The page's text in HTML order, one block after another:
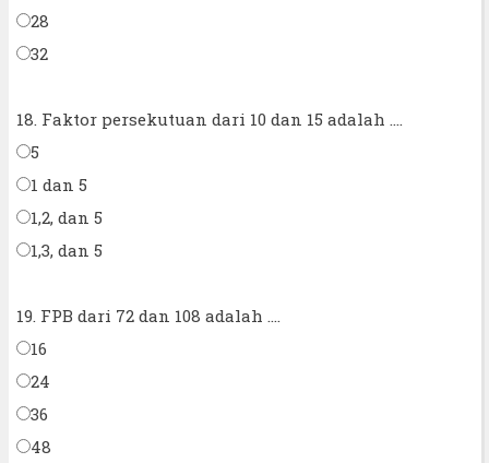
28
32
18. Faktor persekutuan dari 10 dan 15 adalah ....
5
1 dan 5
1,2, dan 5
1,3, dan 5
19. FPB dari 72 dan 108 adalah ....
16
24
36
48